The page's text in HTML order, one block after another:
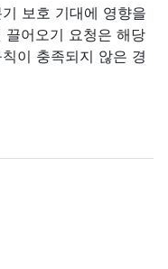
보호 기대에 영향을
끌어오기 요청은 해당
이 충족되지 않은 경